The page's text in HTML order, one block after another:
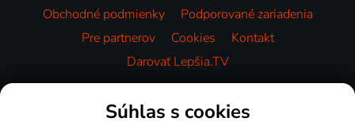
Obchodné podmienky
Podporované zariadenia
Pre partnerov
Cookies
Kontakt
Darovať Lepšia.TV
Videotéka
Súhlas s cookies